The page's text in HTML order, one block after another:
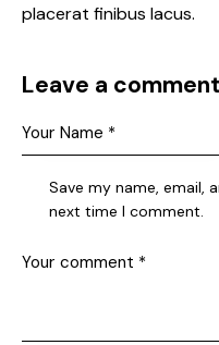
placerat finibus lacus.
Leave a comment
Save my name, email,
next time I comment.